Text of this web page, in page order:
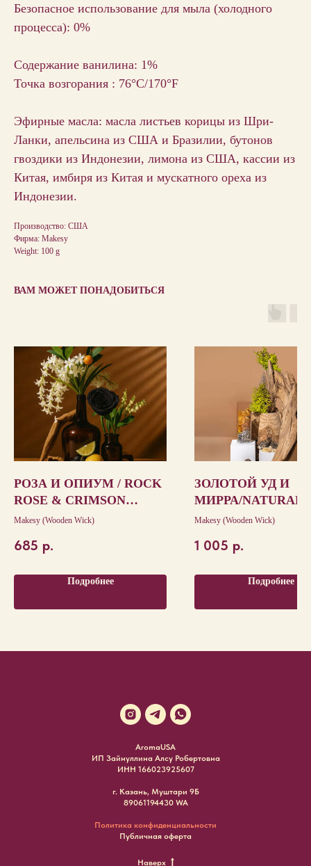
Безопасное использование для мыла (холодного
процесса): 0%
Содержание ванилина: 1%
Точка возгорания : 76°C/170°F
Эфирные масла: масла листьев корицы из Шри-
Ланки, апельсина из США и Бразилии, бутонов
гвоздики из Индонезии, лимона из США, кассии из
Китая, имбиря из Китая и мускатного ореха из
Индонезии.
Производство: США
Фирма: Makesy
Weight: 100 g
ВАМ МОЖЕТ ПОНАДОБИТЬСЯ
РОЗА И ОПИУМ / ROCK
ROSE & CRIMSON
OPIUM
Makesy (Wooden Wick)
685 р.
Подробнее
ЗОЛОТОЙ УД И
МИРРА/NATURAL
GOLDEN OUD &
Makesy (Wooden Wick)
1 005 р.
Подробнее
AromaUSA
ИП Зайнуллина Алсу Робертовна
ИНН 166023925607
г. Казань, Муштари 9Б
89061194430 WA
Политика конфиденциальности
Публичная оферта
Наверх